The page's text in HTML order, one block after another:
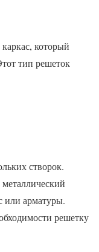
который
тип решеток
створок.
или арматуры.
решетку